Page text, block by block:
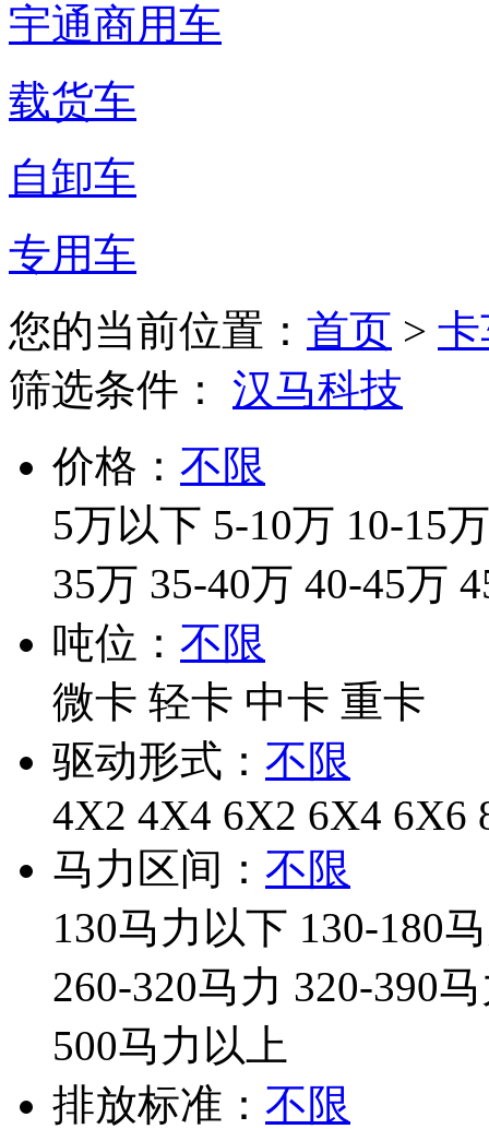
宇通商用车
载货车
自卸车
专用车
您的当前位置： 首页 >
筛选条件：
汉马科技
价格： 不限
5万以下 5-10万 10-15万
35万 35-40万 40-45万
吨位： 不限
微卡 轻卡 中卡 重卡
驱动形式： 不限
4X2 4X4 6X2 6X4 6X6
马力区间： 不限
130马力以下 130-180
260-320马力 320-390
500马力以上
排放标准： 不限